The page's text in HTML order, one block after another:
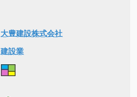
大豊建設株式会社
建設業